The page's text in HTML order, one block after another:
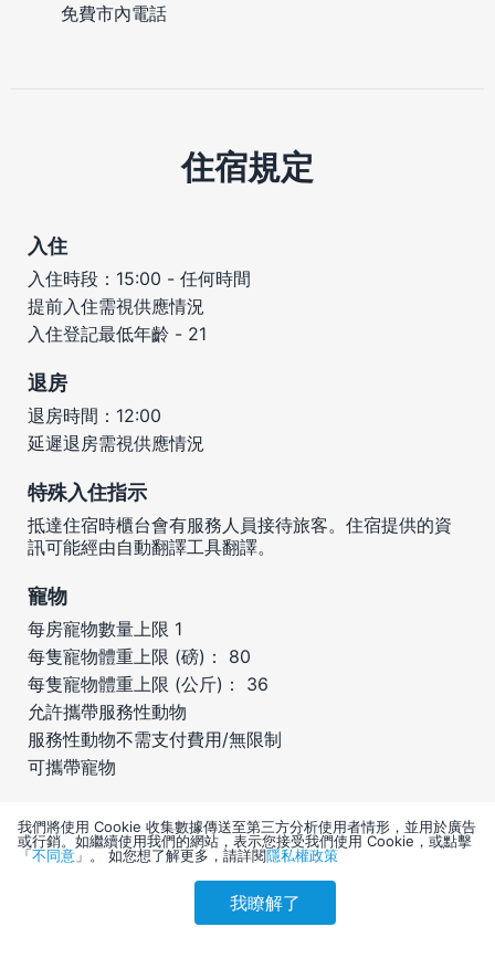
刷卡優惠 會員訂購
免費市內電話
住宿規定
入住
入住時段：15:00 - 任何時間
提前入住需視供應情況
入住登記最低年齡 - 21
退房
退房時間：12:00
延遲退房需視供應情況
特殊入住指示
抵達住宿時櫃台會有服務人員接待旅客。住宿提供的資
訊可能經由自動翻譯工具翻譯。
寵物
每房寵物數量上限 1
每隻寵物體重上限 (磅)： 80
每隻寵物體重上限 (公斤)： 36
允許攜帶服務性動物
服務性動物不需支付費用/無限制
可攜帶寵物
此住宿接受的付款方式
我們將使用 Cookie 收集數據傳送至第三方分析使用者情形，並用於廣告
或行銷。如繼續使用我們的網站，表示您接受我們使用 Cookie，或點擊
「不同意 」。 如您想了解更多，請詳閱隱私權政策
我瞭解了